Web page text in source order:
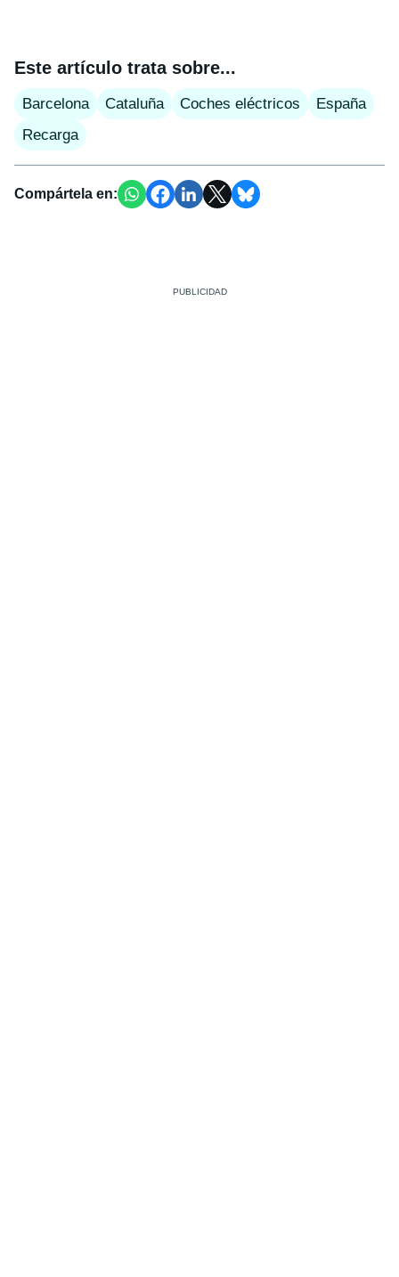
Este artículo trata sobre...
Barcelona Cataluña Coches eléctricos
España
Recarga
Compártela en: